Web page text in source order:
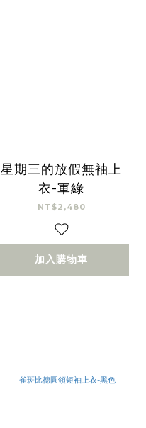
星期三的放假無袖上
衣-軍綠
NT$2,480
加入購物車